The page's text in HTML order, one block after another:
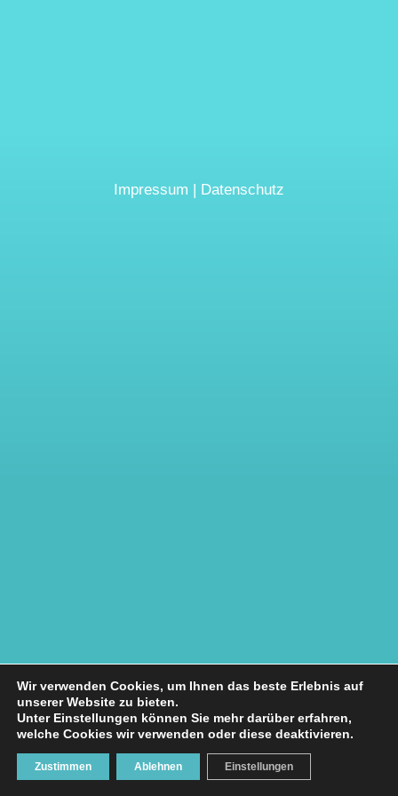
Impressum | Datenschutz
Wir verwenden Cookies, um Ihnen das beste Erlebnis auf
unserer Website zu bieten.
Unter Einstellungen können Sie mehr darüber erfahren,
welche Cookies wir verwenden oder diese deaktivieren.
Zustimmen Ablehnen Einstellungen